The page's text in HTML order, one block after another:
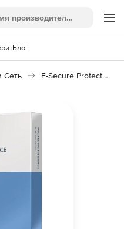
Блог
Сеть F-Secure Protection Service for Business (PSB), Workstation Security Module